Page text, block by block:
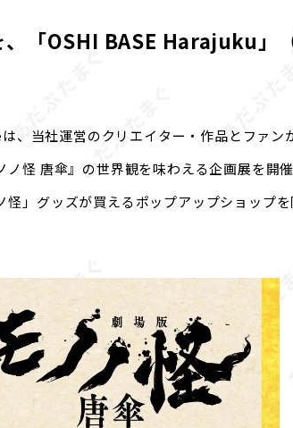
、「OSHI BASE Harajuku」
、当社運営のクリエイター・作品とファン
怪 唐傘』の世界観を味わえる企画展を開催
」グッズが買えるポップアップショップ